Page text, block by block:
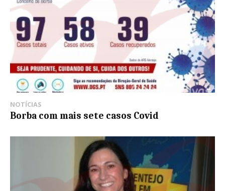
NOTÍCIAS
Borba com mais sete casos Covid